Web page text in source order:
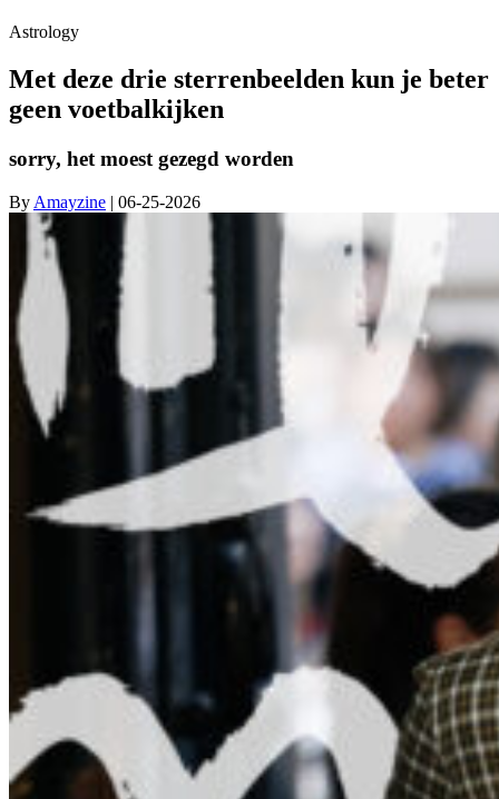
Astrology
Met deze drie sterrenbeelden kun je beter
geen voetbalkijken
sorry, het moest gezegd worden
By Amayzine | 06-25-2026